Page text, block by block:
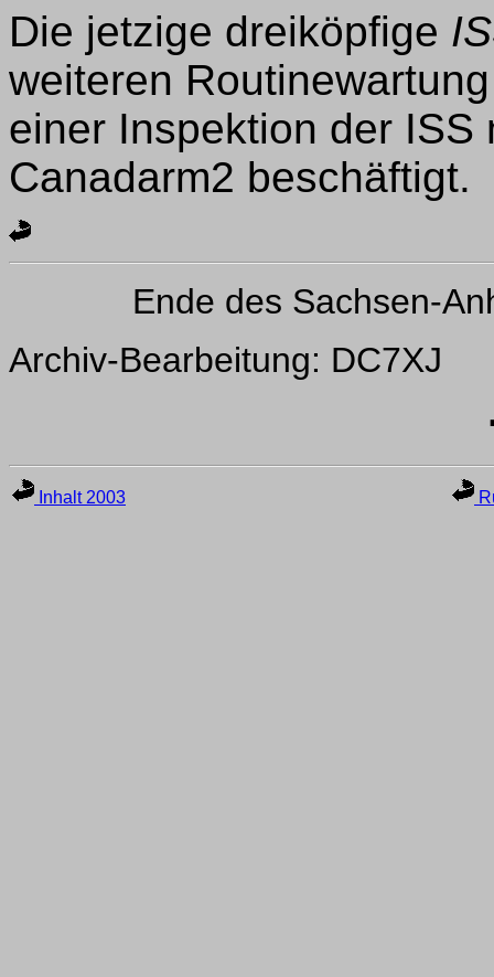
Die jetzige dreiköpfige
weiteren
einer Inspektion der ISS
Canadarm2 beschäftigt.
Ende des Sachsen-
Archiv-Bearbeitung: DC7XJ
Inhalt 2003